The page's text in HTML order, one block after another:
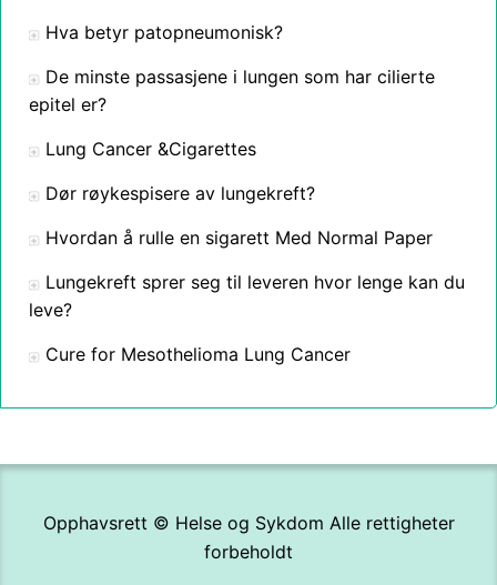
Hva betyr patopneumonisk?
De minste passasjene i lungen som har cilierte
epitel er?
Lung Cancer &Cigarettes
Dør røykespisere av lungekreft?
Hvordan å rulle en sigarett Med Normal Paper
Lungekreft sprer seg til leveren hvor lenge kan du
leve?
Cure for Mesothelioma Lung Cancer
Opphavsrett © Helse og Sykdom Alle rettigheter
forbeholdt